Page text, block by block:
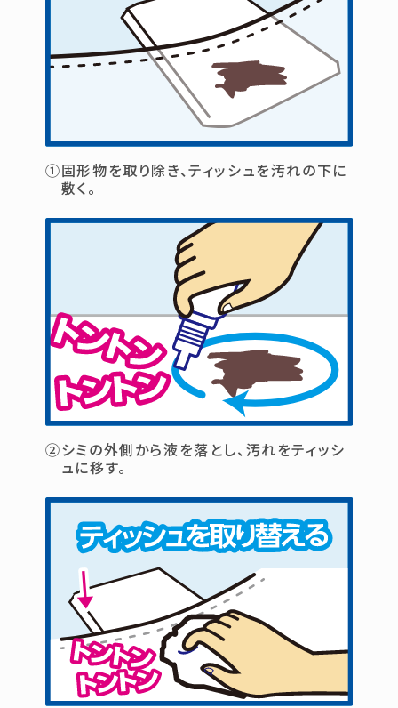
①固形物を取り除き、ティッシュを汚れの下に
敷く。
②シミの外側から液を落とし、汚れをティッシ
ュに移す。